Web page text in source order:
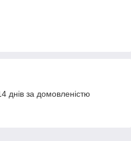
днів за домовленістю